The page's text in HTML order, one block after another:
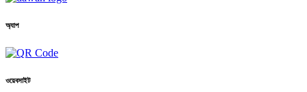
অ্যাপ
ওয়েবসাইট